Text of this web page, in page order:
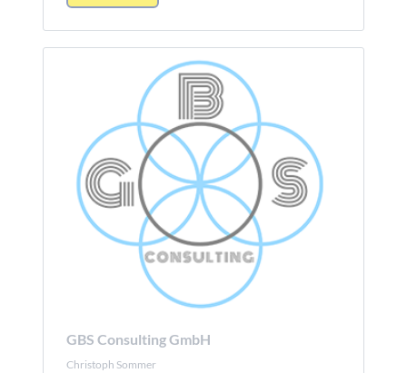
GBS Consulting GmbH
Christoph Sommer